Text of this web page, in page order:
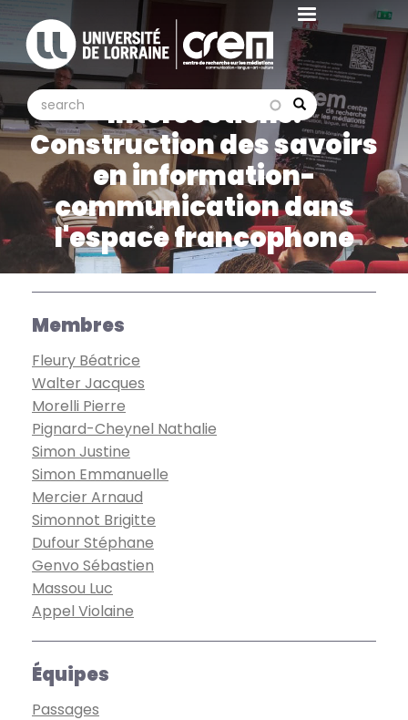
Aller
contenu
principal
Search
search search
Intersections.
Construction des savoirs
en information-
communication dans
l'espace francophone
Membres
Fleury Béatrice
Walter Jacques
Morelli Pierre
Pignard-Cheynel Nathalie
Simon Justine
Simon Emmanuelle
Mercier Arnaud
Simonnot Brigitte
Dufour Stéphane
Genvo Sébastien
Massou Luc
Appel Violaine
Équipes
Passages